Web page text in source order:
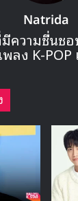
มตของสาวๆ
สำหรับการคั